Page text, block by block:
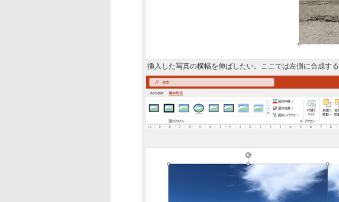
挿入した写真の横幅を伸ばしたい。ここでは左側に合成する